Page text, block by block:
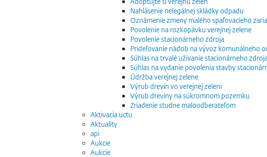
Nahlásenie nelegálnej skládky odpadu
Oznámenie zmeny malého spaľovacieho
Povolenie na rozkopávku verejnej zelene
Povolenie stacionárneho zdroja
Prideľovanie nádob na vývoz komunálneho
Súhlas na trvalé užívanie stacionárneho zdroja
Súhlas na vydanie povolenia stavby
Údržba verejnej zelene
Výrub drevín vo verejnej zeleni
Výrub dreviny na súkromnom pozemku
Zriadenie studne maloodberateľom
Aktivacia uctu
Aktuality
api
Aukcie
Aukcie